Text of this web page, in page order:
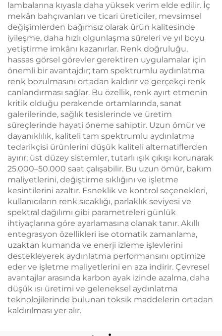
lambalarına kıyasla daha yüksek verim elde edilir. İç
mekân bahçıvanları ve ticari üreticiler, mevsimsel
değişimlerden bağımsız olarak ürün kalitesinde
iyileşme, daha hızlı olgunlaşma süreleri ve yıl boyu
yetiştirme imkânı kazanırlar. Renk doğruluğu,
hassas görsel görevler gerektiren uygulamalar için
önemli bir avantajdır; tam spektrumlu aydınlatma
renk bozulmasını ortadan kaldırır ve gerçekçi renk
canlandırması sağlar. Bu özellik, renk ayırt etmenin
kritik olduğu perakende ortamlarında, sanat
galerilerinde, sağlık tesislerinde ve üretim
süreçlerinde hayati öneme sahiptir. Uzun ömür ve
dayanıklılık, kaliteli tam spektrumlu aydınlatma
tedarikçisi ürünlerini düşük kaliteli alternatiflerden
ayırır; üst düzey sistemler, tutarlı ışık çıkışı korunarak
25.000–50.000 saat çalışabilir. Bu uzun ömür, bakım
maliyetlerini, değiştirme sıklığını ve işletme
kesintilerini azaltır. Esneklik ve kontrol seçenekleri,
kullanıcıların renk sıcaklığı, parlaklık seviyesi ve
spektral dağılımı gibi parametreleri günlük
ihtiyaçlarına göre ayarlamasına olanak tanır. Akıllı
entegrasyon özellikleri ise otomatik zamanlama,
uzaktan kumanda ve enerji izleme işlevlerini
destekleyerek aydınlatma performansını optimize
eder ve işletme maliyetlerini en aza indirir. Çevresel
avantajlar arasında karbon ayak izinde azalma, daha
düşük ısı üretimi ve geleneksel aydınlatma
teknolojilerinde bulunan toksik maddelerin ortadan
kaldırılması yer alır.